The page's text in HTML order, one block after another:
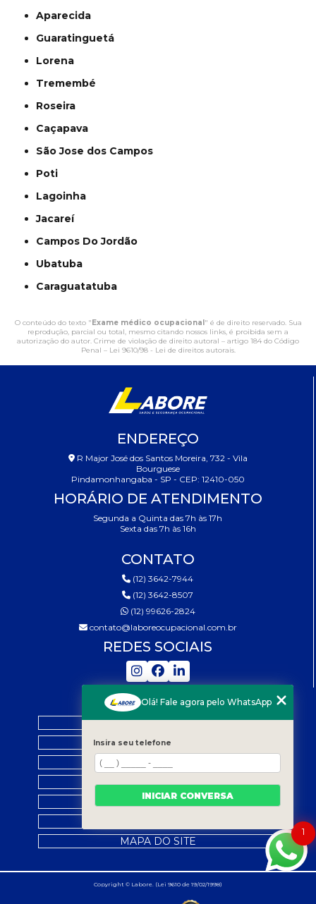
Aparecida
Guaratinguetá
Lorena
Tremembé
Roseira
Caçapava
São Jose dos Campos
Poti
Lagoinha
Jacareí
Campos Do Jordão
Ubatuba
Caraguatatuba
O conteúdo do texto "Exame médico ocupacional" é de direito reservado. Sua
reprodução, parcial ou total, mesmo citando nossos links, é proibida sem a
autorização do autor. Crime de violação de direito autoral – artigo 184 do Código
Penal – Lei 9610/98 - Lei de direitos autorais.
ENDEREÇO
R Major José dos Santos Moreira, 732 - Vila
Bourguese
Pindamonhangaba - SP - CEP: 12410-050
HORÁRIO DE ATENDIMENTO
Segunda a Quinta das 7h às 17h
Sexta das 7h às 16h
CONTATO
(12) 3642-7944
(12) 3642-8507
(12) 99626-2824
contato@laboreocupacional.com.br
REDES SOCIAIS
MENU
HOME
QUEM SOMOS
SERVIÇOS
LEGISLAÇÃO
CONTATO
MAPA DO SITE
Copyright © Labore. (Lei 9610 de 19/02/1998)
1
Olá! Fale agora pelo WhatsApp
Insira seu telefone
INICIAR CONVERSA